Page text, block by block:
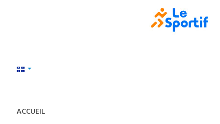
ACCUEIL